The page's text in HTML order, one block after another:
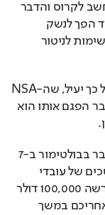
נצחי", בגלל שלעיתים קרובות הוא גרם למחשב לקרוס והדבר
היחיד שהופיע הוא מסך כחול. בהמשך, הקוד הפך לנשק
שהשתמשו בו באינספור איסופי מודיעין ומשימות לניטור
על פי אחד העובדים, "כחול נצחי" היה כלי כל כך יעיל, שה-NSA
מעולם לא חשבה לעדכן את מיקרוסופט בדבר הפגם אותו הוא
על פי כלי תקשורת מקומיים, התקפת הסייבר בבולטימור ב-7
במאי נעשתה לצורך סחיטת דמי כופר. המסכים של עובדי
העירייה ננעלו והודעה באנגלית משובשת דרשה 100,000 דולר
בביטקוין כדי לשחרר את הקבצים. "עקבנו אחריכם במשך